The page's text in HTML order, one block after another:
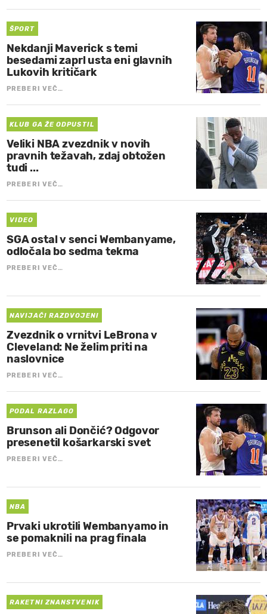
ŠPORT
Nekdanji Maverick s temi
besedami zaprl usta eni glavnih
Lukovih kritičark
PREBERI VEČ…
KLUB GA ŽE ODPUSTIL
Veliki NBA zvezdnik v novih
pravnih težavah, zdaj obtožen
tudi ...
PREBERI VEČ…
VIDEO
SGA ostal v senci Wembanyame,
odločala bo sedma tekma
PREBERI VEČ…
NAVIJAČI RAZDVOJENI
Zvezdnik o vrnitvi LeBrona v
Cleveland: Ne želim priti na
naslovnice
PREBERI VEČ…
PODAL RAZLAGO
Brunson ali Dončić? Odgovor
presenetil košarkarski svet
PREBERI VEČ…
NBA
Prvaki ukrotili Wembanyamo in
se pomaknili na prag finala
PREBERI VEČ…
RAKETNI ZNANSTVENIK